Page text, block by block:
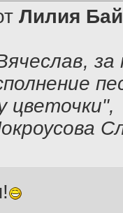
Лилия
цветочки",